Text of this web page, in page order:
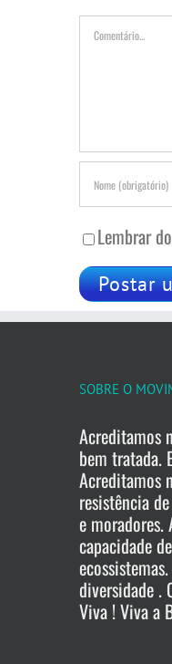
Comentário
Lembrar
SOBRE O
Acreditamos
bem tratada.
Acreditamos
resistência
e moradores.
capacidade
diversidade .
Viva ! Viva a